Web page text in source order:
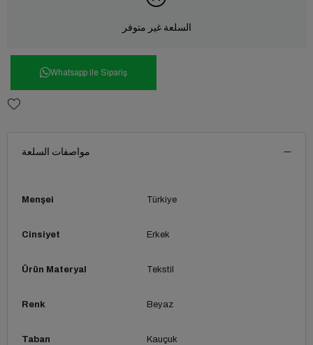
السلعة غير متوفر
Whatsapp ile Sipariş
مواصفات السلعة
Menşei Türkiye
Cinsiyet Erkek
Ürün Materyal Tekstil
Renk Beyaz
Taban Kauçuk